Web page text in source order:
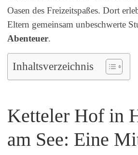
Oasen des Freizeitspaßes. Dort
Eltern gemeinsam unbeschwerte
Abenteuer.
Inhaltsverzeichnis
Ketteler Hof in
am See: Eine